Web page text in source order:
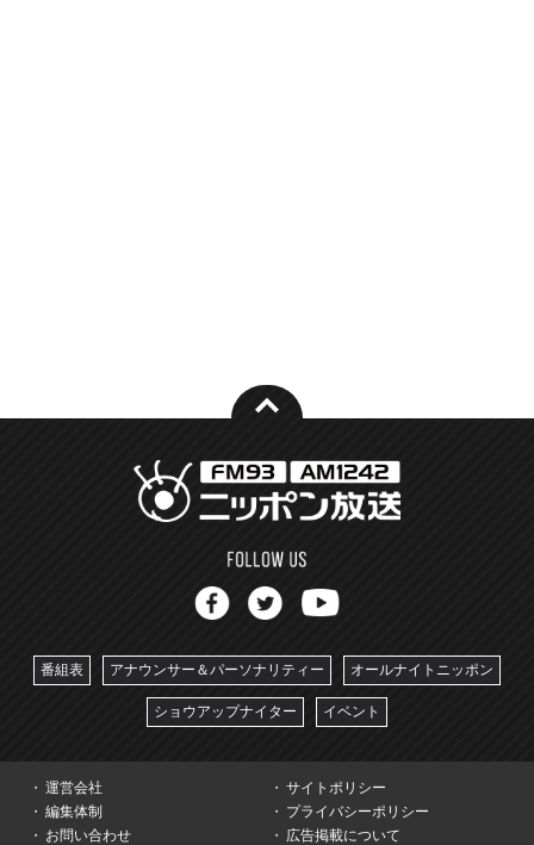
番組表 アナウンサー＆パーソナリティー オールナイトニッポン
ショウアップナイター イベント
運営会社
サイトポリシー
編集体制
プライバシーポリシー
お問い合わせ
広告掲載について